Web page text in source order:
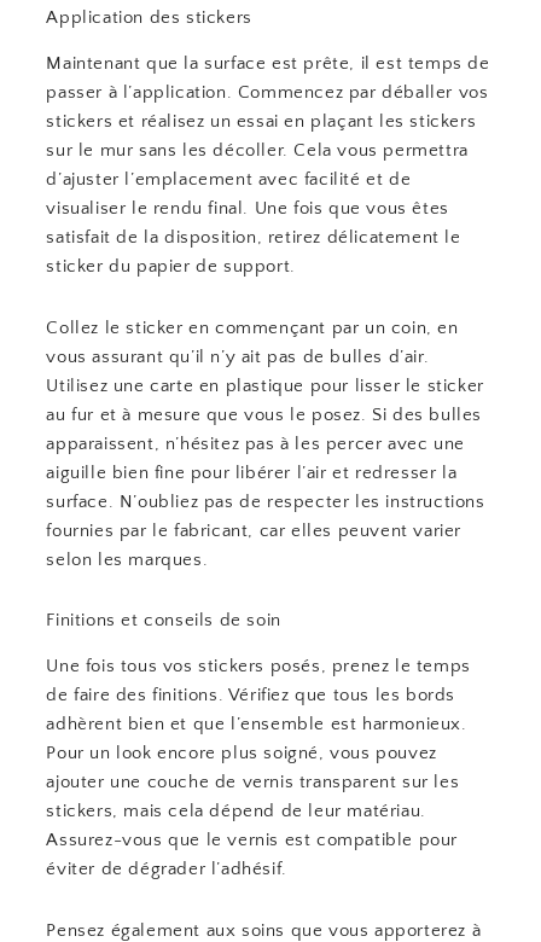
Application des stickers
Maintenant que la surface est prête, il est temps de
passer à l’application. Commencez par déballer vos
stickers et réalisez un essai en plaçant les stickers
sur le mur sans les décoller. Cela vous permettra
d’ajuster l’emplacement avec facilité et de
visualiser le rendu final. Une fois que vous êtes
satisfait de la disposition, retirez délicatement le
sticker du papier de support.
Collez le sticker en commençant par un coin, en
vous assurant qu’il n’y ait pas de bulles d’air.
Utilisez une carte en plastique pour lisser le sticker
au fur et à mesure que vous le posez. Si des bulles
apparaissent, n’hésitez pas à les percer avec une
aiguille bien fine pour libérer l’air et redresser la
surface. N’oubliez pas de respecter les instructions
fournies par le fabricant, car elles peuvent varier
selon les marques.
Finitions et conseils de soin
Une fois tous vos stickers posés, prenez le temps
de faire des finitions. Vérifiez que tous les bords
adhèrent bien et que l’ensemble est harmonieux.
Pour un look encore plus soigné, vous pouvez
ajouter une couche de vernis transparent sur les
stickers, mais cela dépend de leur matériau.
Assurez-vous que le vernis est compatible pour
éviter de dégrader l’adhésif.
Pensez également aux soins que vous apporterez à